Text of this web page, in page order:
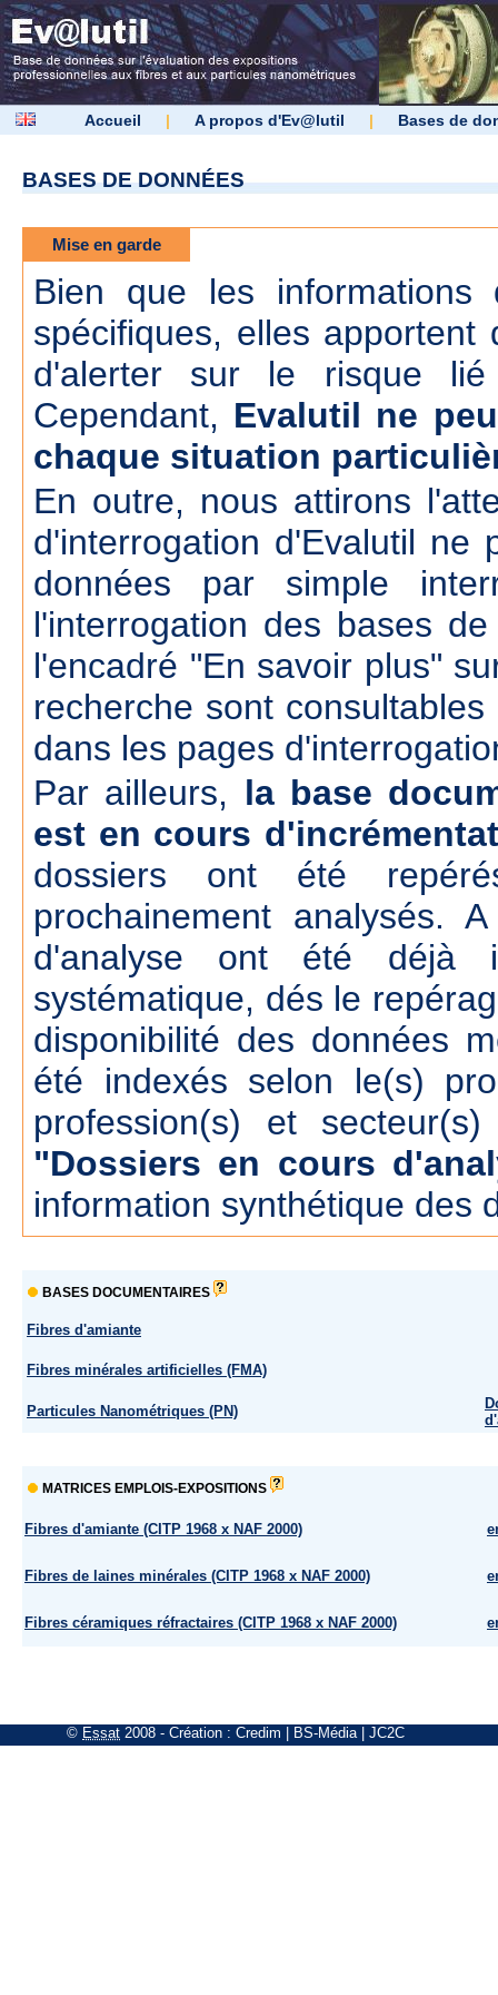
Accueil | A propos d'Ev@lutil | Bases de
BASES DE DONNÉES
Mise en garde
Bien que les informations
spécifiques, elles
d'alerter sur le risque
Cependant, Evalutil ne
chaque situation
En outre, nous attirons
d'interrogation d'Evalutil ne
données par simple
l'interrogation des bases
l'encadré "En savoir plus"
recherche sont
dans les pages
Par ailleurs, la base
est en cours
dossiers ont été
prochainement analysés.
d'analyse ont été déjà
systématique, dés le
disponibilité des données
été indexés selon le(s)
profession(s) et
"Dossiers en cours
information synthétique des
BASES DOCUMENTAIRES
Fibres d'amiante
Fibres minérales artificielles (FMA)
Particules Nanométriques (PN)
MATRICES EMPLOIS-EXPOSITIONS
Fibres d'amiante (CITP 1968 x NAF 2000)
Fibres de laines minérales (CITP 1968 x NAF 2000)
Fibres céramiques réfractaires (CITP 1968 x NAF 2000)
© Essat 2008 - Création : Credim BS-Média| JC2C